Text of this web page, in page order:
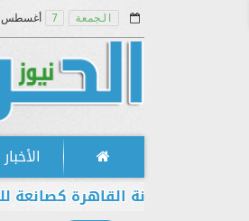
الجمعة 7 أغسطس
الأخبار
القاهرة كصانعة للسلام